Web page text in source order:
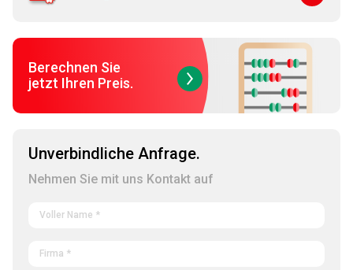
Berechnen Sie
jetzt Ihren Preis.
Unverbindliche Anfrage.
Nehmen Sie mit uns Kontakt auf